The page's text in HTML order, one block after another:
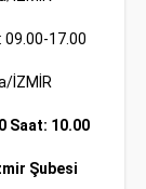
09.00-17.00
İZMİR
Saat: 10.00
Şubesi